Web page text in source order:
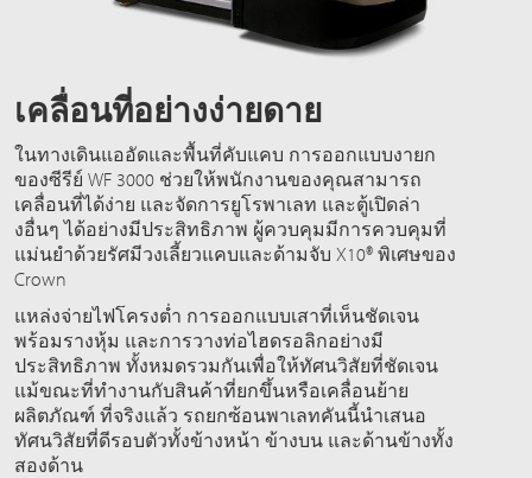
เคลื่อนที่อย่างง่ายดาย
ในทางเดินแออัดและพื้นที่คับแคบ การออกแบบงายก
ของซีรีย์ WF 3000 ช่วยให้พนักงานของคุณสามารถ
เคลื่อนที่ได้ง่าย และจัดการยูโรพาเลท และตู้เปิดล่า
งอื่นๆ ได้อย่างมีประสิทธิภาพ ผู้ควบคุมมีการควบคุมที่
แม่นยำด้วยรัศมีวงเลี้ยวแคบและด้ามจับ X10® พิเศษของ
Crown
แหล่งจ่ายไฟโครงต่ำ การออกแบบเสาที่เห็นชัดเจน
พร้อมรางหุ้ม และการวางท่อไฮดรอลิกอย่างมี
ประสิทธิภาพ ทั้งหมดรวมกันเพื่อให้ทัศนวิสัยที่ชัดเจน
แม้ขณะที่ทำงานกับสินค้าที่ยกขึ้นหรือเคลื่อนย้าย
ผลิตภัณฑ์ ที่จริงแล้ว รถยกซ้อนพาเลทคันนี้นำเสนอ
ทัศนวิสัยที่ดีรอบตัวทั้งข้างหน้า ข้างบน และด้านข้างทั้ง
สองด้าน